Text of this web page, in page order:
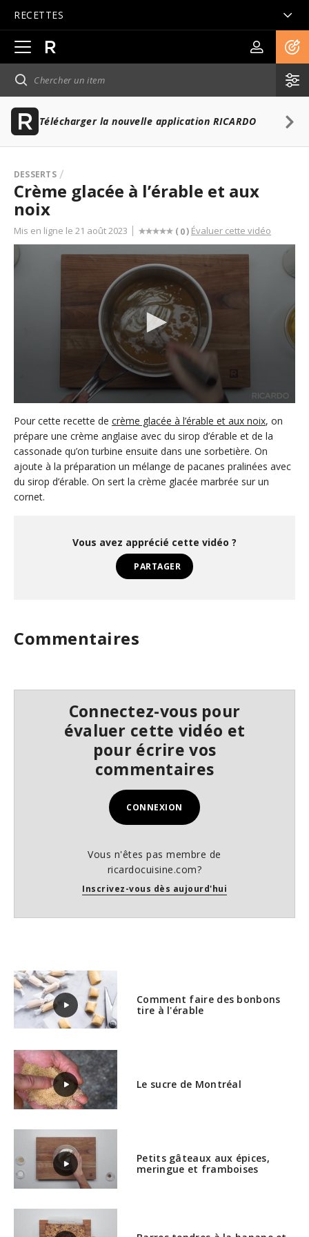
RECETTES
Ouvrir
la
navigation
principale
Télécharger la nouvelle application RICARDO
DESSERTS
Crème glacée à l’érable et aux
noix
Mis en ligne le 21 août 2023 ( 0) Évaluer cette vidéo
s
c
o
n
d
s
o
s
Pour cette recette de crème glacée à l’érable et aux noix, on
prépare une crème anglaise avec du sirop d’érable et de la
cassonade qu’on turbine ensuite dans une sorbetière. On
ajoute à la préparation un mélange de pacanes pralinées avec
du sirop d’érable. On sert la crème glacée marbrée sur un
cornet.
Vous avez apprécié cette vidéo ?
PARTAGER
Commentaires
Connectez-vous pour
évaluer cette vidéo et
pour écrire vos
commentaires
CONNEXION
Vous n'êtes pas membre de
ricardocuisine.com?
Inscrivez-vous dès aujourd'hui
Comment faire des bonbons
tire à l'érable
Le sucre de Montréal
Petits gâteaux aux épices,
meringue et framboises